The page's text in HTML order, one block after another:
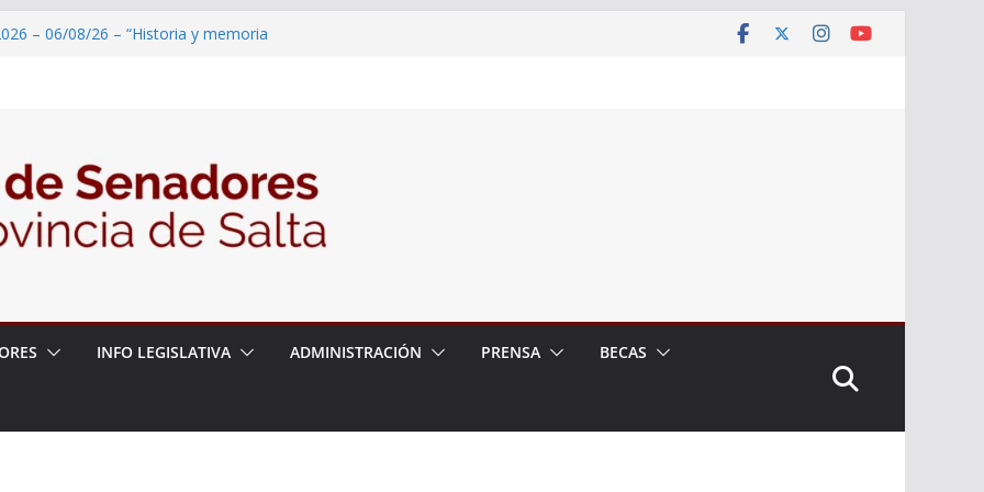
– 06/08/26 – “Historia y memoria
– 06/08/26 – Presentación del libro
del Dr. Víctor Alfredo Frías
– 06/08/26 – 82° Edición de la Expo
INFO LEGISLATIVA ADMINISTRACIÓN PRENSA BECAS